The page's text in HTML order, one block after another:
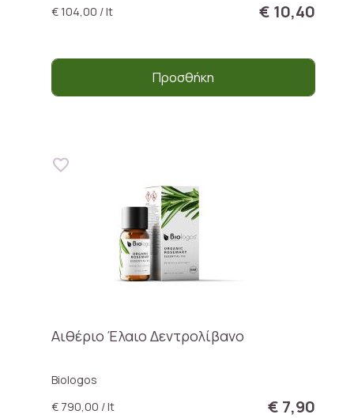
€ 104,00 / lt
€ 10,40
Προσθήκη
Αιθέριο Έλαιο Δεντρολίβανο
Biologos
€ 790,00 / lt
€ 7,90